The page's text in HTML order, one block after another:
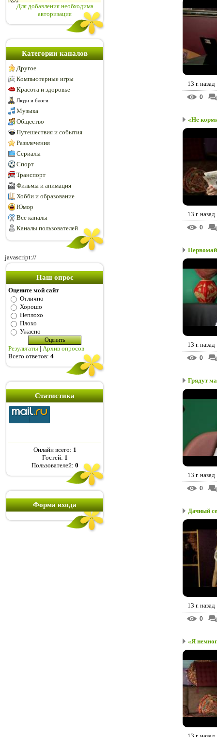
Для добавления необходима
авторизация
Категории каналов
Другое
Компьютерные игры
Красота и здоровье
Люди и блоги
Музыка
Общество
Путешествия и события
Развлечения
Сериалы
Спорт
Транспорт
Фильмы и анимация
Хобби и образование
Юмор
Все каналы
Каналы пользователей
javascript://
Наш опрос
Оцените мой сайт
Отлично
Хорошо
Неплохо
Плохо
Ужасно
Результаты | Архив опросов
Всего ответов: 4
Статистика
Онлайн всего: 1
Гостей: 1
Пользователей: 0
Форма входа
13 г. назад
0
«Не
13 г. назад
0
13 г. назад
0
Грядут
13 г. назад
0
Дачный
13 г. назад
0
«Я